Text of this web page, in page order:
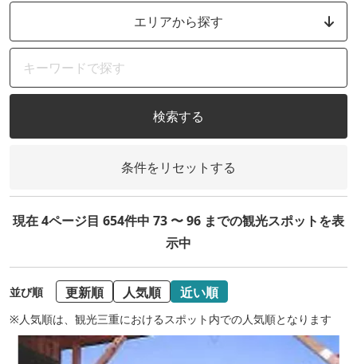
エリアから探す
検索する
条件をリセットする
現在 4ページ目 654件中 73 〜 96 までの観光スポットを表
示中
並び順 更新順 人気順 近い順
※人気順は、観光三重におけるスポット内での人気順となります